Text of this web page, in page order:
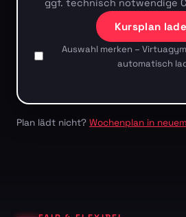
ggf. technisch notwendige
Kursplan
Auswahl merken –
automatisch
Plan lädt nicht? Wochenplan in